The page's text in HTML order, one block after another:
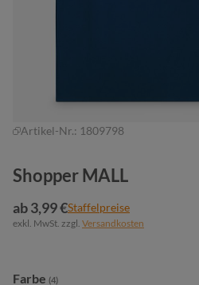
Artikel-Nr.: 1809798
Shopper MALL
ab 3,99 €Staffelpreise
exkl. MwSt. zzgl. Versandkosten
Farbe auswählen
(4)